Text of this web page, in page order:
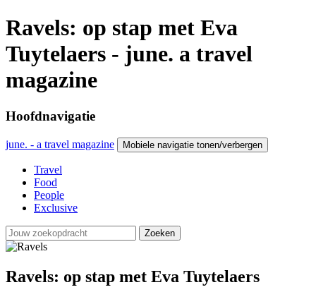
Ravels: op stap met Eva
Tuytelaers - june. a travel
magazine
Hoofdnavigatie
june. - a travel magazine Mobiele navigatie tonen/verbergen
Travel
Food
People
Exclusive
Zoeken
Ravels: op stap met Eva Tuytelaers